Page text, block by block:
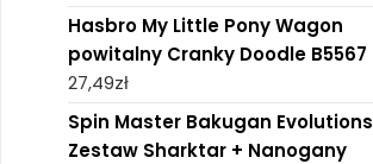
Hasbro My Little Pony Wagon
powitalny Cranky Doodle B5567
27,49zł
Spin Master Bakugan Evolutions
Zestaw Sharktar + Nanogany